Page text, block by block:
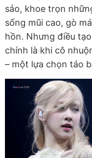
sảo, khoe trọn
sống mũi cao, gò
hồn. Nhưng điều
chính là khi cô
– một lựa chọn táo